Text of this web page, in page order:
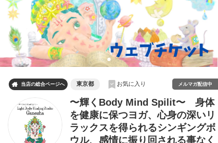
 当店の総合ページへ 東京都 お気に入り メルマガ配信中
〜輝くBody Mind Spilit〜 身体
を健康に保つヨガ、心身の深いリ
ラックスを得られるシンギングボ
ウル、感情に振り回される事なく